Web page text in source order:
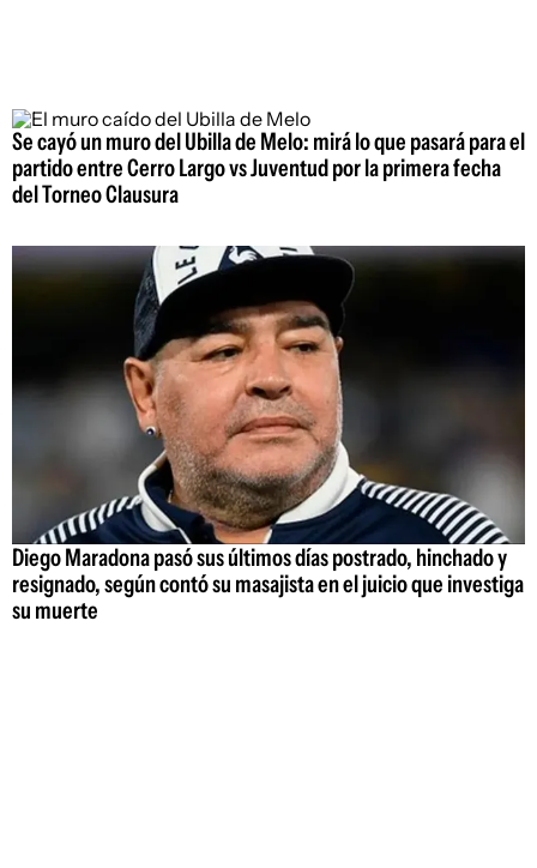
Se cayó un muro del Ubilla de Melo: mirá lo que pasará para el
partido entre Cerro Largo vs Juventud por la primera fecha
del Torneo Clausura
Diego Maradona pasó sus últimos días postrado, hinchado y
resignado, según contó su masajista en el juicio que investiga
su muerte